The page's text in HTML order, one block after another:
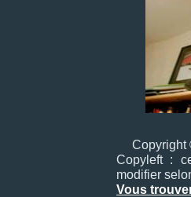
Copyright
Copyleft :
modifier
Vous